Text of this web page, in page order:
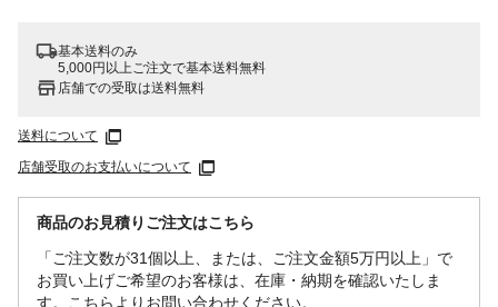
基本送料のみ
5,000円以上ご注文で基本送料無料
店舗での受取は送料無料
送料について
店舗受取のお支払いについて
商品のお見積りご注文はこちら
「ご注文数が31個以上、または、ご注文金額5万円以上」で
お買い上げご希望のお客様は、在庫・納期を確認いたしま
す。こちらよりお問い合わせください。